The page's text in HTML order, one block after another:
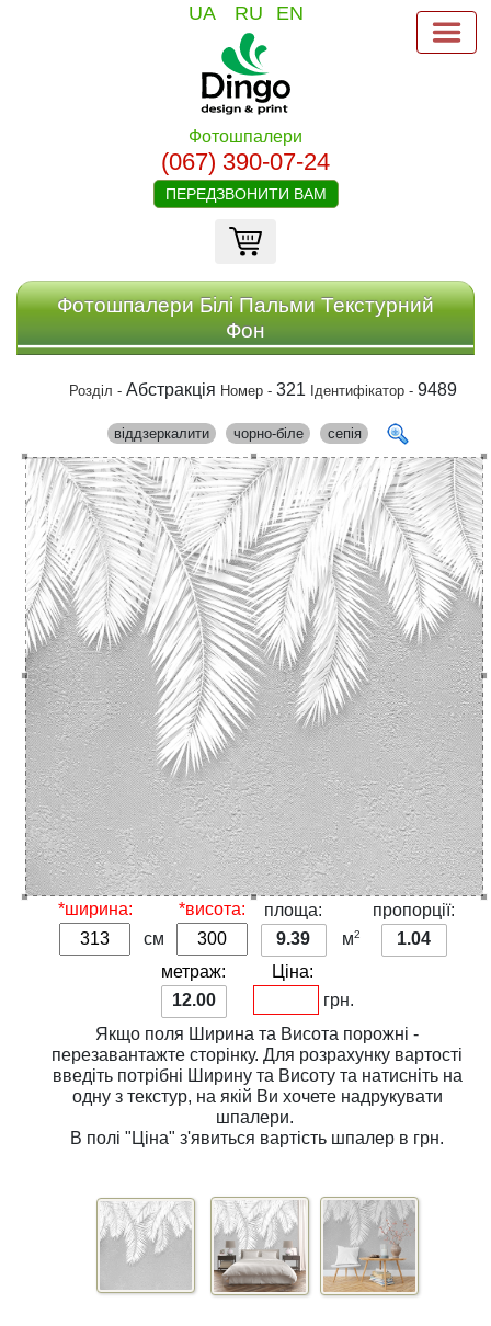
UA RU EN
Фотошпалери
(067) 390-07-24
ПЕРЕДЗВОНИТИ ВАМ
Фотошпалери Білі Пальми Текстурний
Фон
Розділ - Абстракція Номер - 321 Ідентифікатор - 9489
віддзеркалити чорно-біле сепія
*ширина:
см
*висота:
площа:
9.39
м2
пропорції:
1.04
метраж:
12.00
Ціна:
грн.
Якщо поля Ширина та Висота порожні -
перезавантажте сторінку. Для розрахунку вартості
введіть потрібні Ширинута Висотута натисніть на
одну з текстур, на якій Ви хочете надрукувати
шпалери.
В полі"Ціна" з'явиться вартість шпалер в грн.